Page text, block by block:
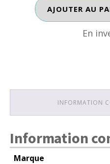
quantité
de
AJOUTER AU
En
INFORMATION
Information
Marque